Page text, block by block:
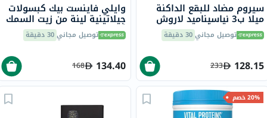
سيروم مضاد للبقع الداكنة
ميلا ب3 نياسيناميد لاروش
بوزيه، لجميع أنواع البشرة -
30 مل توصيل مجاني30 دقيقة
128.15
233
وايلي فاينست بيك كبسولات
جيلاتينية لينة من زيت السمك
أوميغا 3 بتركيز 1000 ملجم
من حمض إيكوسابنتينويك
توصيل مجاني30 دقيقة
134.40
168
20% خصم